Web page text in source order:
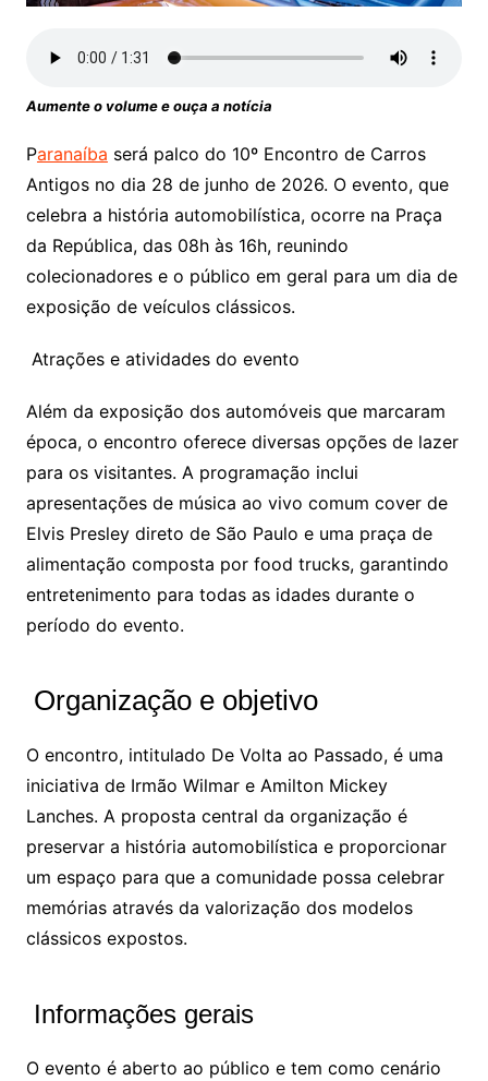
Aumente o volume e ouça a notícia
Paranaíba será palco do 10º Encontro de Carros
Antigos no dia 28 de junho de 2026. O evento, que
celebra a história automobilística, ocorre na Praça
da República, das 08h às 16h, reunindo
colecionadores e o público em geral para um dia de
exposição de veículos clássicos.
Atrações e atividades do evento
Além da exposição dos automóveis que marcaram
época, o encontro oferece diversas opções de lazer
para os visitantes. A programação inclui
apresentações de música ao vivo comum cover de
Elvis Presley direto de São Paulo e uma praça de
alimentação composta por food trucks, garantindo
entretenimento para todas as idades durante o
período do evento.
Organização e objetivo
O encontro, intitulado De Volta ao Passado, é uma
iniciativa de Irmão Wilmar e Amilton Mickey
Lanches. A proposta central da organização é
preservar a história automobilística e proporcionar
um espaço para que a comunidade possa celebrar
memórias através da valorização dos modelos
clássicos expostos.
Informações gerais
O evento é aberto ao público e tem como cenário